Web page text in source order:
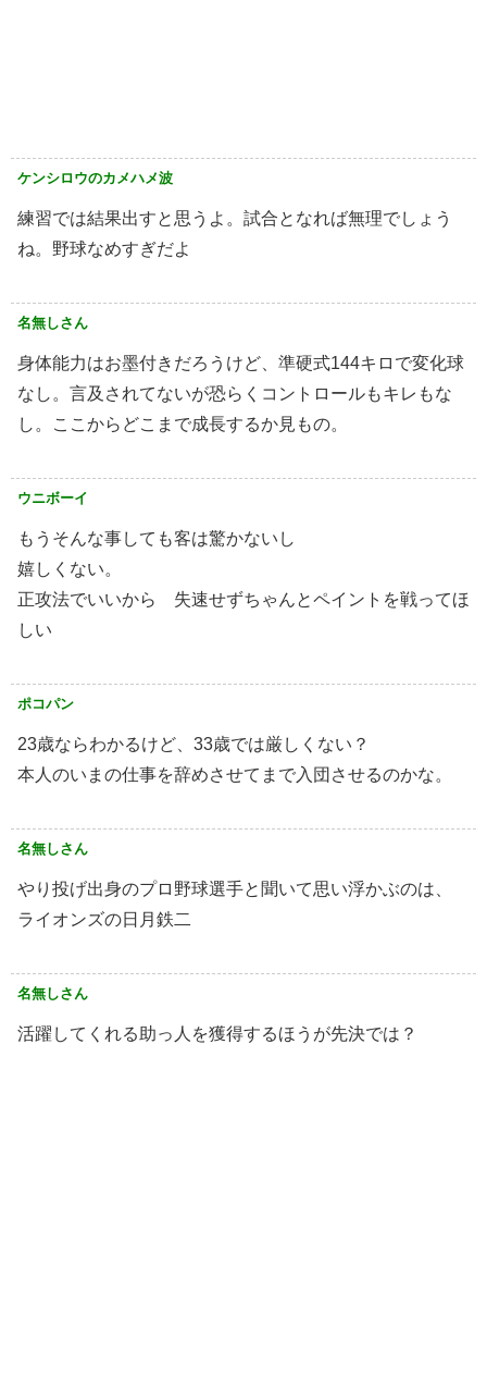
ケンシロウのカメハメ波
練習では結果出すと思うよ。試合となれば無理でしょう
ね。野球なめすぎだよ
名無しさん
身体能力はお墨付きだろうけど、準硬式144キロで変化球
なし。言及されてないが恐らくコントロールもキレもな
し。ここからどこまで成長するか見もの。
ウニボーイ
もうそんな事しても客は驚かないし
嬉しくない。
正攻法でいいから 失速せずちゃんとペイントを戦ってほ
しい
ポコパン
23歳ならわかるけど、33歳では厳しくない？
本人のいまの仕事を辞めさせてまで入団させるのかな。
名無しさん
やり投げ出身のプロ野球選手と聞いて思い浮かぶのは、
ライオンズの日月鉄二
名無しさん
活躍してくれる助っ人を獲得するほうが先決では？